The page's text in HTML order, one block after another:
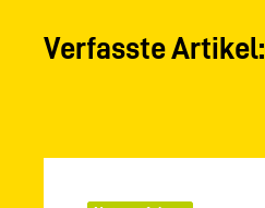
Verfasste Artikel: